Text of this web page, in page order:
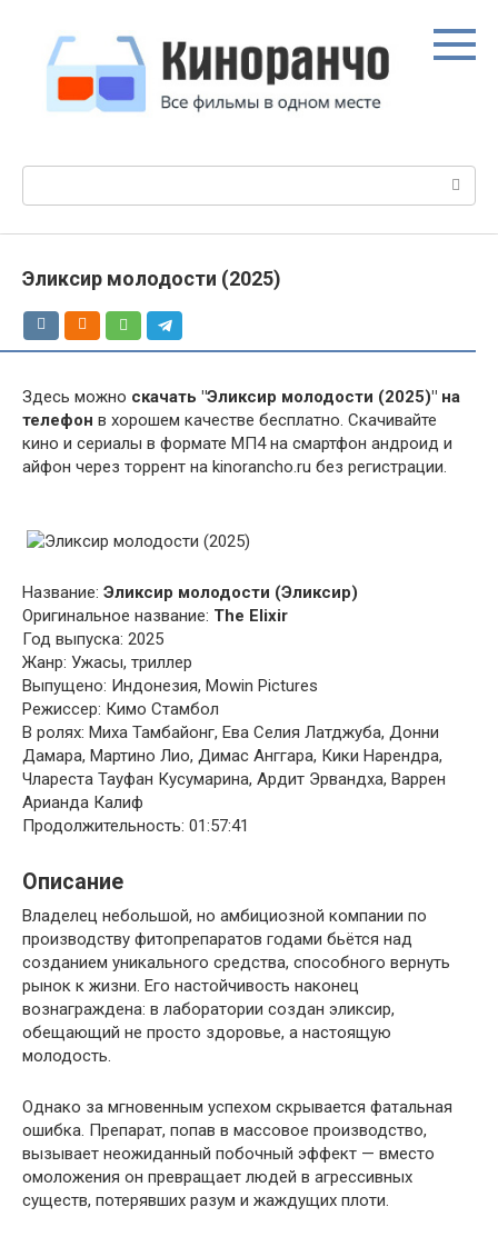
контенту
Эликсир молодости (2025)
Здесь можно скачать "Эликсир молодости (2025)" на
телефон в хорошем качестве бесплатно. Скачивайте
кино и сериалы в формате МП4 на смартфон андроид и
айфон через торрент на kinorancho.ru без регистрации.
Название: Эликсир молодости (Эликсир)
Оригинальное название: The Elixir
Год выпуска: 2025
Жанр: Ужасы, триллер
Выпущено: Индонезия, Mowin Pictures
Режиссер: Кимо Стамбол
В ролях: Миха Тамбайонг, Ева Селия Латджуба, Донни
Дамара, Мартино Лио, Димас Анггара, Кики Нарендра,
Члареста Тауфан Кусумарина, Ардит Эрвандха, Варрен
Арианда Калиф
Продолжительность: 01:57:41
Описание
Владелец небольшой, но амбициозной компании по
производству фитопрепаратов годами бьётся над
созданием уникального средства, способного вернуть
рынок к жизни. Его настойчивость наконец
вознаграждена: в лаборатории создан эликсир,
обещающий не просто здоровье, а настоящую
молодость.
Однако за мгновенным успехом скрывается фатальная
ошибка. Препарат, попав в массовое производство,
вызывает неожиданный побочный эффект — вместо
омоложения он превращает людей в агрессивных
существ, потерявших разум и жаждущих плоти.